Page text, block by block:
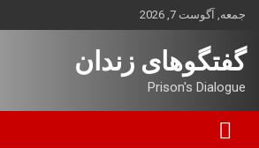
بروید
جمعه, آگوست 7, 2026
گفتگوهای زندان
Prison's Dialogue